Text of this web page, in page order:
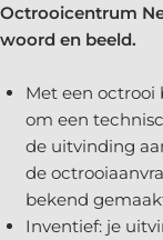
Octrooicentrum
woord en beeld.
Met een
om een
de uitvinding
de
bekend
Inventief: je